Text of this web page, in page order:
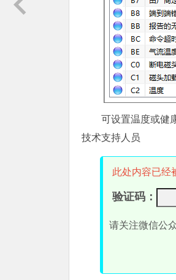
可设置温度或健
技术支持人员
此处内容已经
验证码：
请关注微信公